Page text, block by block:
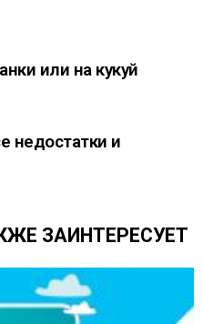
или на кукуй
недостатки и
ЗАИНТЕРЕСУЕТ